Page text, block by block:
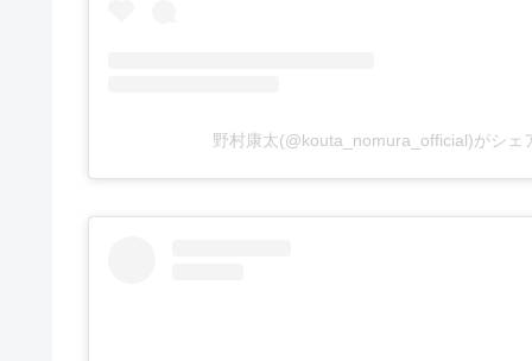
野村康太(@kouta_nomura_official)がシェ